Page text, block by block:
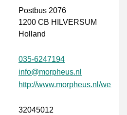
Postbus 2076
1200 CB HILVERSUM
Holland
035-6247194
info@morpheus.nl
http://www.morpheus.nl/
32045012